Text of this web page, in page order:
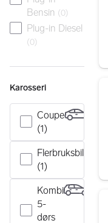
Bensin (0)
Plug-in Diesel
(0)
Karosseri
Coupe
(1)
Flerbruksbil
(1)
Kombi
5-
dørs